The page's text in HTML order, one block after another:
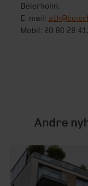
Beierholm.
E-mail:
Mobil: 20 80 28 41.
Andre